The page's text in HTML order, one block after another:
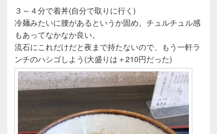
３～４分で着丼(自分で取りに行く)
冷麺みたいに腰があるというか固め。チュルチュル感
もあってなかなか良い。
流石にこれだけだと夜まで持たないので、もう一軒ラ
ンチのハシゴしよう(大盛りは＋210円だった)